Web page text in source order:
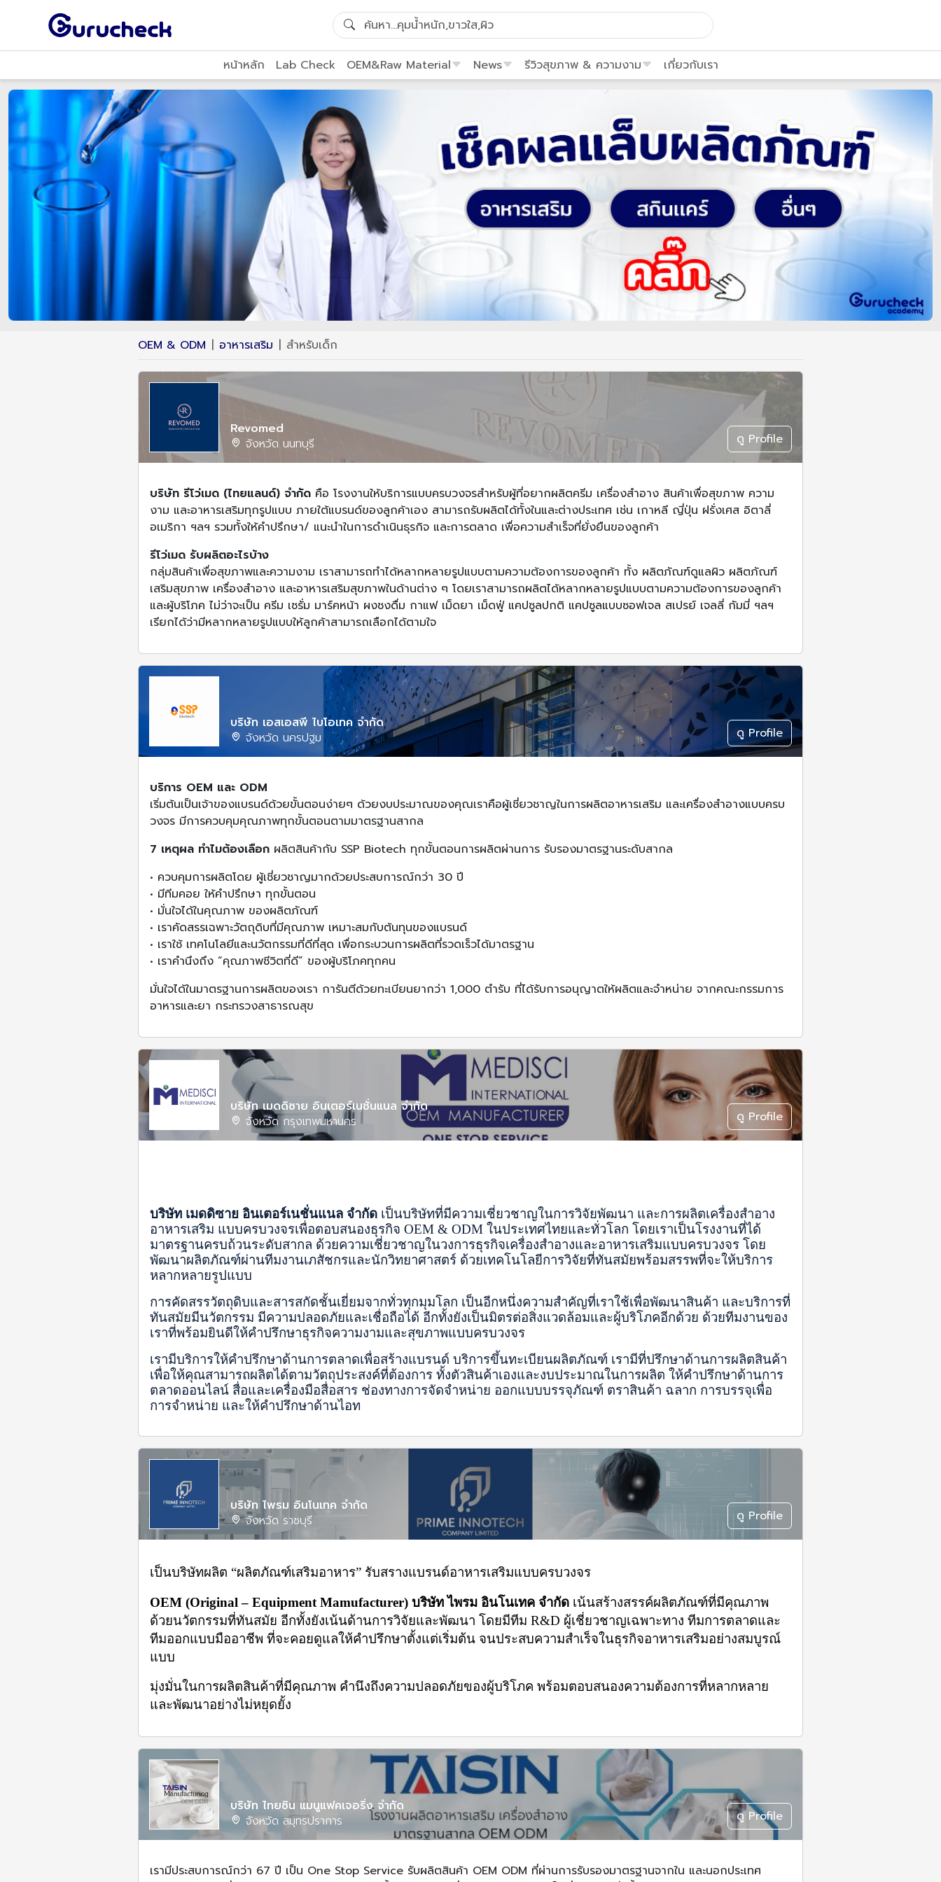
หน้าหลัก Lab Check OEM&Raw Material News รีวิวสุขภาพ & ความงาม เกี่ยวกับเรา
OEM & ODM อาหารเสริม สำหรับเด็ก
Revomed
จังหวัด นนทบุรี
ดู Profile
บริษัท รีโว่เมด (ไทยแลนด์) จำกัด คือ โรงงานให้บริการแบบครบวงจรสำหรับผู้ที่อยากผลิตครีม เครื่องสำอาง สินค้าเพื่อสุขภาพ ความ
งาม และอาหารเสริมทุกรูปแบบ ภายใต้แบรนด์ของลูกค้าเอง สามารถรับผลิตได้ทั้งในและต่างประเทศ เช่น เกาหลี ญี่ปุ่น ฝรั่งเศส อิตาลี่
อเมริกา ฯลฯ รวมทั้งให้คำปรึกษา/ แนะนำในการดำเนินธุรกิจ และการตลาด เพื่อความสำเร็จที่ยั่งยืนของลูกค้า
รีโว่เมด รับผลิตอะไรบ้าง
กลุ่มสินค้าเพื่อสุขภาพและความงาม เราสามารถทำได้หลากหลายรูปแบบตามความต้องการของลูกค้า ทั้ง ผลิตภัณฑ์ดูแลผิว ผลิตภัณฑ์
เสริมสุขภาพ เครื่องสำอาง และอาหารเสริมสุขภาพในด้านต่าง ๆ โดยเราสามารถผลิตได้หลากหลายรูปแบบตามความต้องการของลูกค้า
และผู้บริโภค ไม่ว่าจะเป็น ครีม เซรั่ม มาร์คหน้า ผงชงดื่ม กาแฟ เม็ดยา เม็ดฟู่ แคปซูลปกติ แคปซูลแบบซอฟเจล สเปรย์ เจลลี่ กัมมี่ ฯลฯ
เรียกได้ว่ามีหลากหลายรูปแบบให้ลูกค้าสามารถเลือกได้ตามใจ
บริษัท เอสเอสพี ไบโอเทค จำกัด
จังหวัด นครปฐม
ดู Profile
บริการ OEM และ ODM
เริ่มต้นเป็นเจ้าของแบรนด์ด้วยขั้นตอนง่ายๆ ด้วยงบประมาณของคุณเราคือผู้เชี่ยวชาญในการผลิตอาหารเสริม และเครื่องสำอางแบบครบ
วงจร มีการควบคุมคุณภาพทุกขั้นตอนตามมาตรฐานสากล
7 เหตุผล ทำไมต้องเลือก ผลิตสินค้ากับ SSP Biotech ทุกขั้นตอนการผลิตผ่านการ รับรองมาตรฐานระดับสากล
• ควบคุมการผลิตโดย ผู้เชี่ยวชาญมากด้วยประสบการณ์กว่า 30 ปี
• มีทีมคอย ให้คำปรึกษา ทุกขั้นตอน
• มั่นใจได้ในคุณภาพ ของผลิตภัณฑ์
• เราคัดสรรเฉพาะวัตถุดิบที่มีคุณภาพ เหมาะสมกับต้นทุนของแบรนด์
• เราใช้ เทคโนโลยีและนวัตกรรมที่ดีที่สุด เพื่อกระบวนการผลิตที่รวดเร็วได้มาตรฐาน
• เราคำนึงถึง “คุณภาพชีวิตที่ดี” ของผู้บริโภคทุกคน
มั่นใจได้ในมาตรฐานการผลิตของเรา การันตีด้วยทะเบียนยากว่า 1,000 ตำรับ ที่ได้รับการอนุญาตให้ผลิตและจำหน่าย จากคณะกรรมการ
อาหารและยา กระทรวงสาธารณสุข
บริษัท เมดดิซาย อินเตอร์เนชั่นแนล จำกัด
จังหวัด กรุงเทพมหานคร
ดู Profile
บริษัท เมดดิซาย อินเตอร์เนชั่นแนล จำกัด เป็นบริษัทที่มีความเชี่ยวชาญในการวิจัยพัฒนา และการผลิตเครื่องสำอาง
อาหารเสริม แบบครบวงจรเพื่อตอบสนองธุรกิจ OEM & ODM ในประเทศไทยและทั่วโลก โดยเราเป็นโรงงานที่ได้
มาตรฐานครบถ้วนระดับสากล ด้วยความเชี่ยวชาญในวงการธุรกิจเครื่องสำอางและอาหารเสริมแบบครบวงจร โดย
พัฒนาผลิตภัณฑ์ผ่านทีมงานเภสัชกรและนักวิทยาศาสตร์ ด้วยเทคโนโลยีการวิจัยที่ทันสมัยพร้อมสรรพที่จะให้บริการ
หลากหลายรูปแบบ
การคัดสรรวัตถุดิบและสารสกัดชั้นเยี่ยมจากทั่วทุกมุมโลก เป็นอีกหนึ่งความสำคัญที่เราใช้เพื่อพัฒนาสินค้า และบริการที่
ทันสมัยมีนวัตกรรม มีความปลอดภัยและเชื่อถือได้ อีกทั้งยังเป็นมิตรต่อสิ่งแวดล้อมและผู้บริโภคอีกด้วย ด้วยทีมงานของ
เราที่พร้อมยินดีให้คำปรึกษาธุรกิจความงามและสุขภาพแบบครบวงจร
เรามีบริการให้คำปรึกษาด้านการตลาดเพื่อสร้างแบรนด์ บริการขึ้นทะเบียนผลิตภัณฑ์ เรามีที่ปรึกษาด้านการผลิตสินค้า
เพื่อให้คุณสามารถผลิตได้ตามวัตถุประสงค์ที่ต้องการ ทั้งตัวสินค้าเองและงบประมาณในการผลิต ให้คำปรึกษาด้านการ
ตลาดออนไลน์ สื่อและเครื่องมือสื่อสาร ช่องทางการจัดจำหน่าย ออกแบบบรรจุภัณฑ์ ตราสินค้า ฉลาก การบรรจุเพื่อ
การจำหน่าย และให้คำปรึกษาด้านไอท
บริษัท ไพรม อินโนเทค จำกัด
จังหวัด ราชบุรี
ดู Profile
เป็นบริษัทผลิต “ผลิตภัณฑ์เสริมอาหาร” รับสรางแบรนด์อาหารเสริมแบบครบวงจร
OEM (Original – Equipment Mamufacturer) บริษัท ไพรม อินโนเทค จำกัด เน้นสร้างสรรค์ผลิตภัณฑ์ที่มีคุณภาพ
ด้วยนวัตกรรมที่ทันสมัย อีกทั้งยังเน้นด้านการวิจัยและพัฒนา โดยมีทีม R&D ผู้เชี่ยวชาญเฉพาะทาง ทีมการตลาดและ
ทีมออกแบบมืออาชีพ ที่จะคอยดูแลให้คำปรึกษาตั้งแต่เริ่มต้น จนประสบความสำเร็จในธุรกิจอาหารเสริมอย่างสมบูรณ์
แบบ
มุ่งมั่นในการผลิตสินค้าที่มีคุณภาพ คำนึงถึงความปลอดภัยของผู้บริโภค พร้อมตอบสนองความต้องการที่หลากหลาย
และพัฒนาอย่างไม่หยุดยั้ง
บริษัท ไทยซิน แมนูแฟคเจอริ่ง จำกัด
จังหวัด สมุทรปราการ
ดู Profile
เรามีประสบการณ์กว่า 67 ปี เป็น One Stop Service รับผลิตสินค้า OEM ODM ที่ผ่านการรับรองมาตรฐานจากใน และนอกประเทศ